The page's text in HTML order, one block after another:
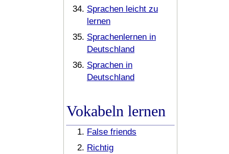
Sprachen leicht zu
lernen
Sprachenlernen in
Deutschland
Sprachen in
Deutschland
Vokabeln lernen
False friends
Richtig